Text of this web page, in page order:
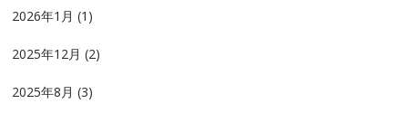
2026年1月 (1)
2025年12月 (2)
2025年8月 (3)